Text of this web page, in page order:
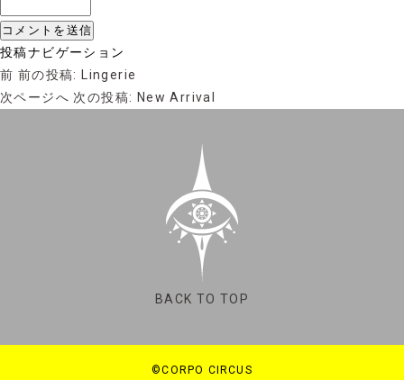
投稿ナビゲーション
前 前の投稿: Lingerie
次ページへ 次の投稿: New Arrival
BACK TO TOP
©CORPO CIRCUS